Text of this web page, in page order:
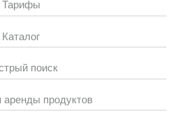
Тарифы
Каталог
поиск
продуктов